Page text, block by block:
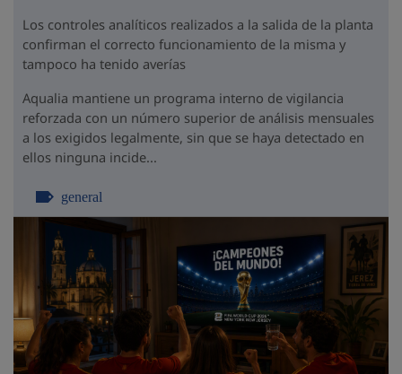
Los controles analíticos realizados a la salida de la planta
confirman el correcto funcionamiento de la misma y
tampoco ha tenido averías
Aqualia mantiene un programa interno de vigilancia
reforzada con un número superior de análisis mensuales
a los exigidos legalmente, sin que se haya detectado en
ellos ninguna incide...
general